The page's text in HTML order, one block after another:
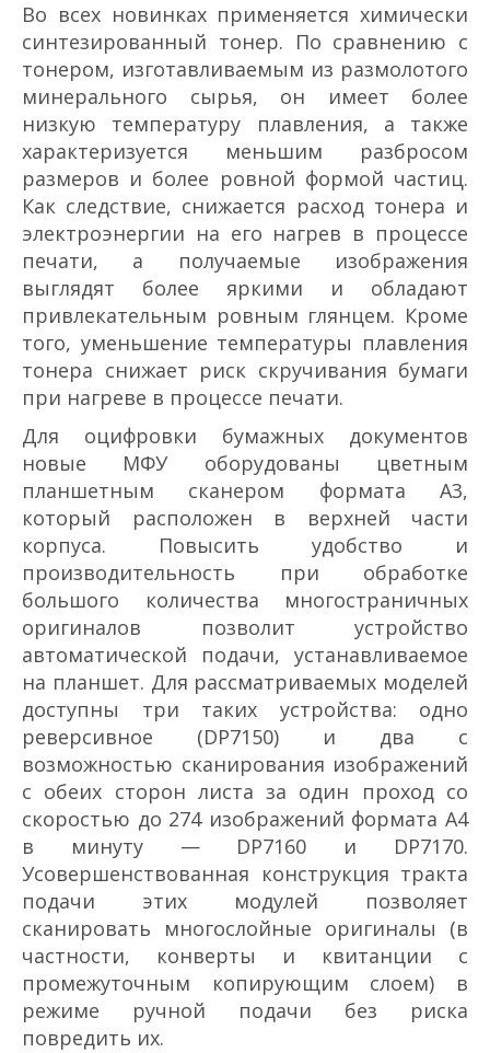
Во всех новинках применяется химически
синтезированный тонер. По сравнению с
тонером, изготавливаемым из размолотого
минерального сырья, он имеет более
низкую температуру плавления, а также
характеризуется меньшим разбросом
размеров и более ровной формой частиц.
Как следствие, снижается расход тонера и
электроэнергии на его нагрев в процессе
печати, а получаемые изображения
выглядят более яркими и обладают
привлекательным ровным глянцем. Кроме
того, уменьшение температуры плавления
тонера снижает риск скручивания бумаги
при нагреве в процессе печати.
Для оцифровки бумажных документов
новые МФУ оборудованы цветным
планшетным сканером формата А3,
который расположен в верхней части
корпуса. Повысить удобство и
производительность при обработке
большого количества многостраничных
оригиналов позволит устройство
автоматической подачи, устанавливаемое
на планшет. Для рассматриваемых моделей
доступны три таких устройства: одно
реверсивное (DP­7150) и два с
возможностью сканирования изображений
с обеих сторон листа за один проход со
скоростью до 274 изображений формата А4
в минуту — DP­7160 и DP­7170.
Усовершенствованная конструкция тракта
подачи этих модулей позволяет
сканировать многослойные оригиналы (в
частности, конверты и квитанции с
промежуточным копирующим слоем) в
режиме ручной подачи без риска
повредить их.